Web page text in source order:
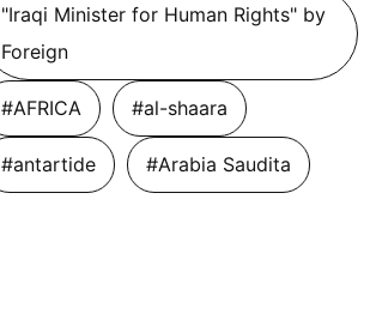
"Iraqi Minister for Human Rights" by
Foreign
#AFRICA #al-shaara
#antartide #Arabia Saudita